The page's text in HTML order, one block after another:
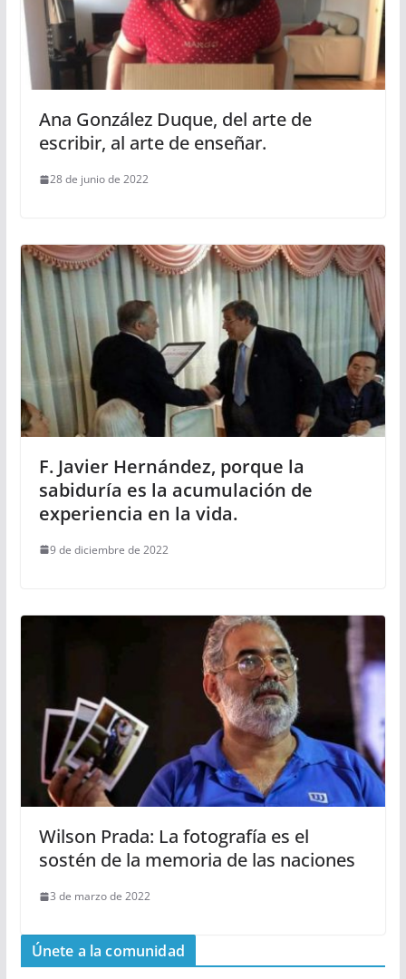
Ana González Duque, del arte de
escribir, al arte de enseñar.
28 de junio de 2022
F. Javier Hernández, porque la
sabiduría es la acumulación de
experiencia en la vida.
9 de diciembre de 2022
Wilson Prada: La fotografía es el
sostén de la memoria de las naciones
3 de marzo de 2022
Únete a la comunidad